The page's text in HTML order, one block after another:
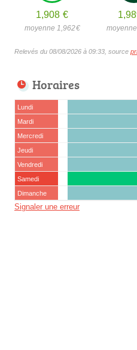
1,908 €
moyenne 1,962€
Relevés du 08/08/2026 à 09:33, source
Horaires
Lundi
Mardi
Mercredi
Jeudi
Vendredi
Samedi
Dimanche
Signaler une erreur